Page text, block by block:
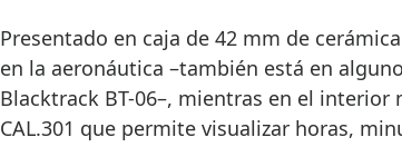
Presentado en caja de 42 mm de
en la aeronáutica –también está en
Blacktrack BT-06–, mientras en el
CAL.301 que permite visualizar horas,